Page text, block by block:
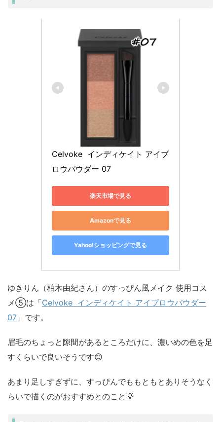
Celvoke  インディケイト アイブ
ロウパウダー 07
楽天市場で見る
Amazonで見る
Yahoo!ショッピングで見る
ゆきりん（柏木由紀さん）のすっぴん風メイク 使用コス
メ⑤は「Celvoke インディケイト アイブロウパウダー
07 」です。
眉毛のちょっと隙間があるところだけに、濃いめの色を足
すくらいで良いそうです😊
あまり足しすぎずに、すっぴんでももともとありそうなく
らいで描くのがおすすめとのこと💡